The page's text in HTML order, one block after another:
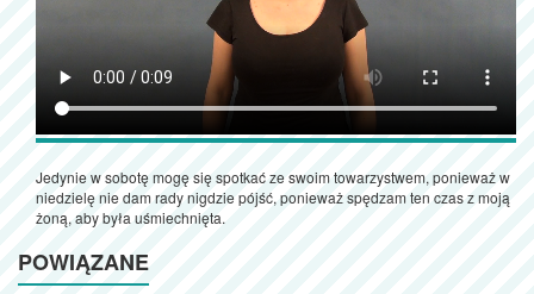
Jedynie w sobotę mogę się spotkać ze swoim towarzystwem, ponieważ w
niedzielę nie dam rady nigdzie pójść, ponieważ spędzam ten czas z moją
żoną, aby była uśmiechnięta.
POWIĄZANE